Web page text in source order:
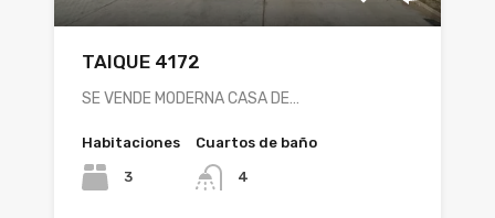
TAIQUE 4172
SE VENDE MODERNA CASA DE…
Habitaciones
3
Cuartos de baño
4